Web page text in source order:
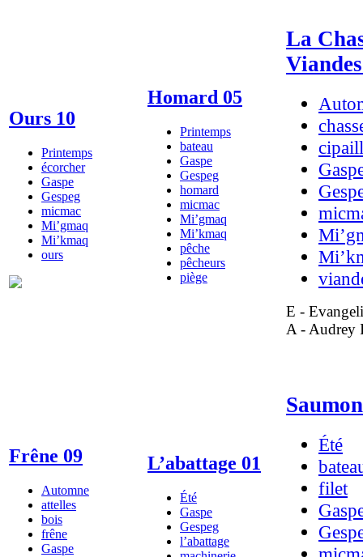
Ours 10
Printemps
écorcher
Gaspe
Gespeg
micmac
Mi’gmaq
Mi’kmaq
ours
Homard 05
Printemps
bateau
Gaspe
Gespeg
homard
micmac
Mi’gmaq
Mi’kmaq
pêche
pêcheurs
piège
La
E -
A - Audrey
Frêne 09
Automne
attelles
bois
frêne
Gaspe
L’abattage 01
Été
Gaspe
Gespeg
l’abattage
Été
filet